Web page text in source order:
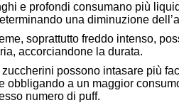
e profondi consumano più
una diminuzione
soprattutto freddo intenso,
accorciandone la durata.
possono intasare più
obbligando a un maggior
numero di puff.